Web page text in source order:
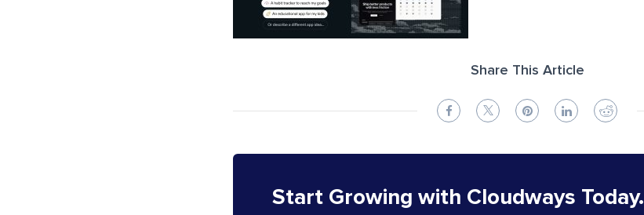
Share This Article
Start Growing with Cloudways Today.